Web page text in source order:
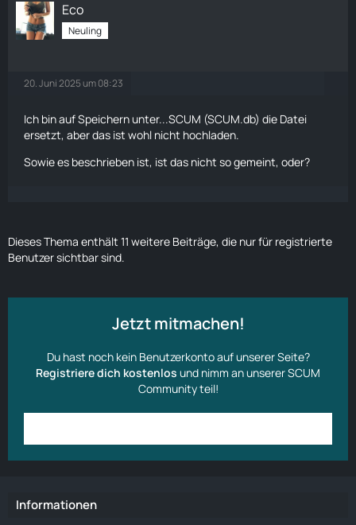
Eco
Neuling
20. Juni 2025 um 08:23
Ich bin auf Speichern unter...SCUM (SCUM.db) die Datei
ersetzt, aber das ist wohl nicht hochladen.
Sowie es beschrieben ist, ist das nicht so gemeint, oder?
Dieses Thema enthält 11 weitere Beiträge, die nur für registrierte
Benutzer sichtbar sind.
Jetzt mitmachen!
Du hast noch kein Benutzerkonto auf unserer Seite?
Registriere dich kostenlos und nimm an unserer SCUM
Community teil!
Informationen